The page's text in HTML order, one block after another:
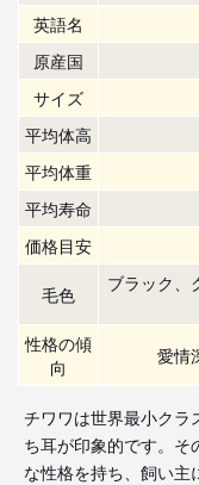
英語名
原産国
サイズ
平均体高
平均体重
平均寿命
価格目安
毛色
ブラック、
性格の傾
向
愛情
チワワは世界最小クラ
ち耳が印象的です。そ
な性格を持ち、飼い